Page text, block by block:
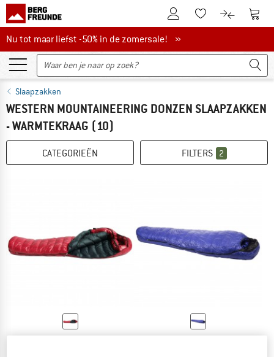
De klantenaccount
Naar deNaar de
Nu tot maar liefst -50% in de zomersale!
Nu tot maar liefst -50% in de zomersale! »
Slaapzakken
WESTERN MOUNTAINEERING DONZEN SLAAPZAKKEN
- WARMTEKRAAG (10)
CATEGORIEËN FILTERS 2